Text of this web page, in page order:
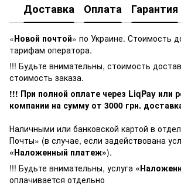
Доставка Оплата Гарантия
«Новой почтой» по Украине. Стоимость
тарифам оператора.
!!! Будьте внимательны, стоимость
стоимость заказа.
!!! При полной оплате через LiqPay или
компании на сумму от 3000 грн.
Наличными или банковской картой в
Почты» (в случае, если задействована
«Наложенный платеж»).
!!! Будьте внимательны, услуга
оплачивается отдельно